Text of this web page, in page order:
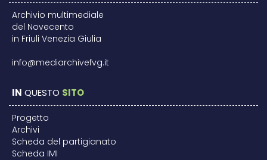
Archivio multimediale
del Novecento
in Friuli Venezia Giulia
info@mediarchivefvg.it
IN QUESTO SITO
Progetto
Archivi
Scheda del partigianato
Scheda IMI